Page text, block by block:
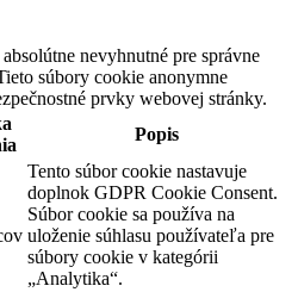
nevyhnutné pre správne
súbory cookie anonymne
prvky webovej stránky.
Popis
Tento súbor cookie nastavuje
doplnok GDPR Cookie Consent.
Súbor cookie sa používa na
uloženie súhlasu používateľa pre
súbory cookie v kategórii
„Analytika“.